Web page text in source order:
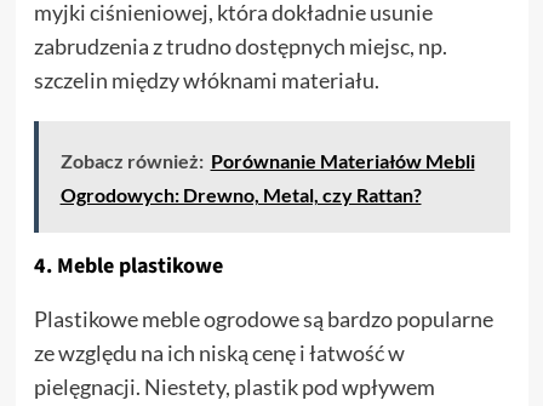
myjki ciśnieniowej, która dokładnie usunie
zabrudzenia z trudno dostępnych miejsc, np.
szczelin między włóknami materiału.
Zobacz również: Porównanie Materiałów Mebli
Ogrodowych: Drewno, Metal, czy Rattan?
4. Meble plastikowe
Plastikowe meble ogrodowe są bardzo popularne
ze względu na ich niską cenę i łatwość w
pielęgnacji. Niestety, plastik pod wpływem